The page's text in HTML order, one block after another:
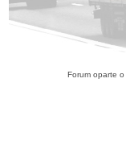
Forum oparte o